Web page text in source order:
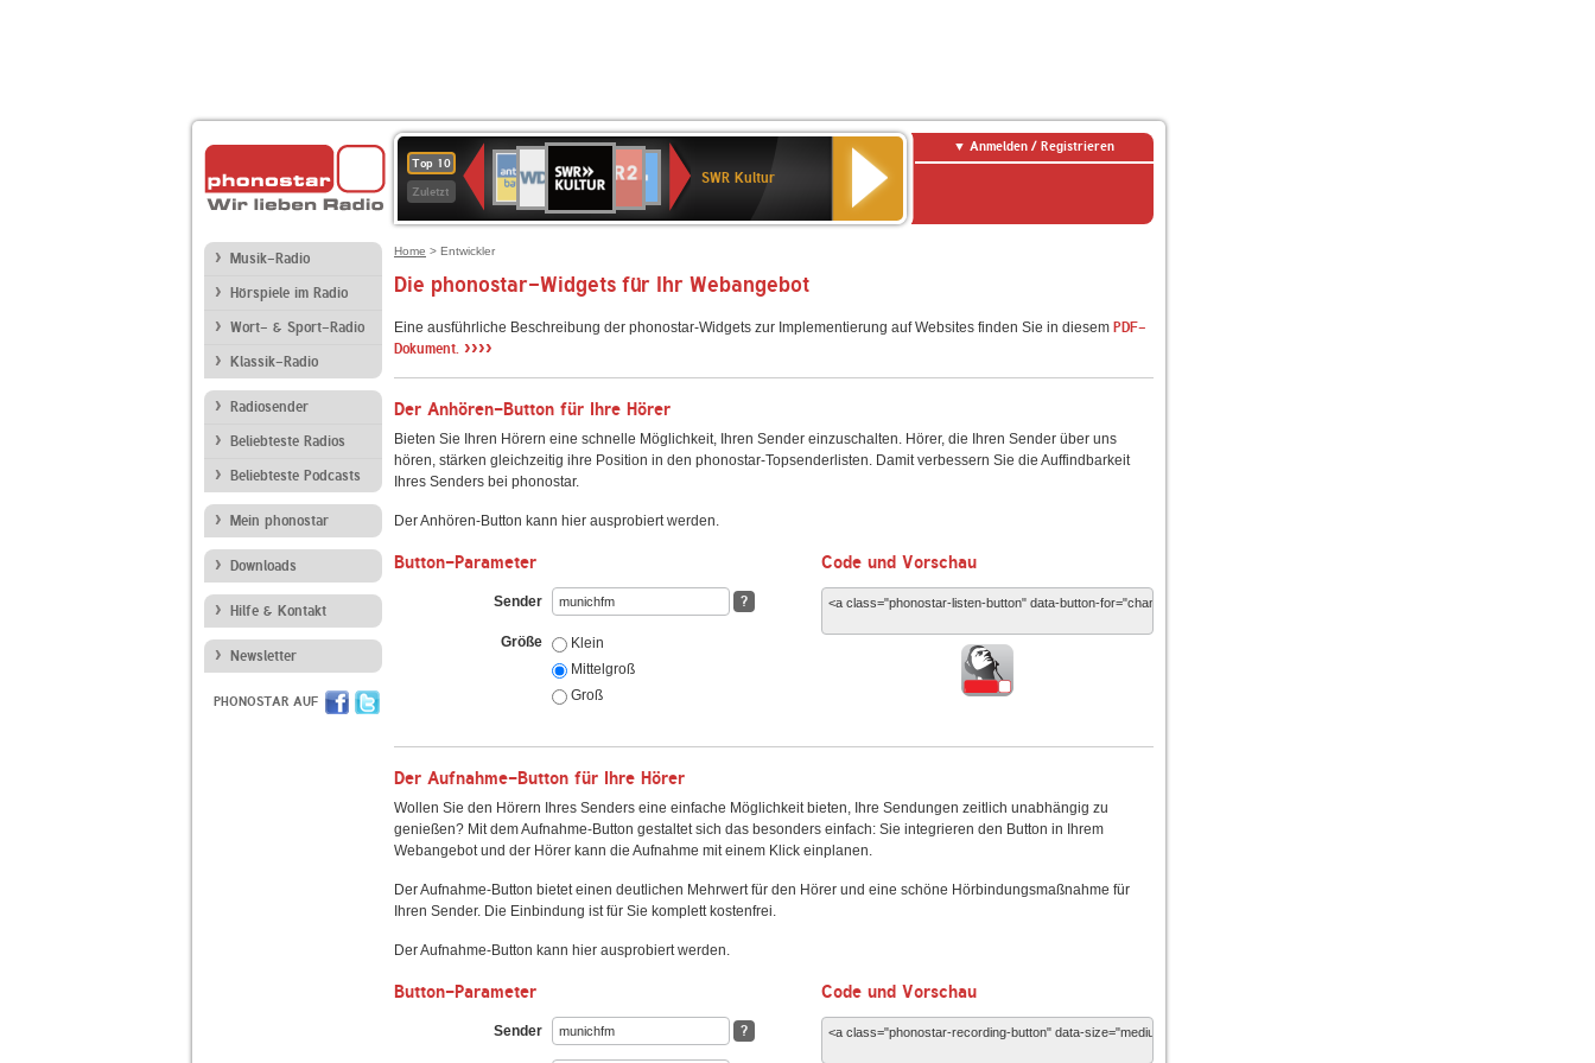
Top 10
Zuletzt
Deutschlandfunk
80er
90er
OLDIE
ANTENNE
SWR3
WDR
4
BR-
KLASSIK
Deutschlandfunk
Kultur
ANTENNE
BAYERN
2
Kultur2
SWR Kultur
Anmelden / Registrieren
Musik-Radio
Hörspiele im Radio
Wort- & Sport-Radio
Klassik-Radio
Radiosender
Beliebteste Radios
Beliebteste Podcasts
Mein phonostar
Downloads
Hilfe & Kontakt
Newsletter
PHONOSTAR AUF
Home > Entwickler
Die phonostar-Widgets für Ihr Webangebot
Eine ausführliche Beschreibung der phonostar-Widgets zur Implementierung auf Websites finden Sie in diesem PDF-
Dokument. ››››
Der Anhören-Button für Ihre Hörer
Bieten Sie Ihren Hörern eine schnelle Möglichkeit, Ihren Sender einzuschalten. Hörer, die Ihren Sender über uns
hören, stärken gleichzeitig ihre Position in den phonostar-Topsenderlisten. Damit verbessern Sie die Auffindbarkeit
Ihres Senders bei phonostar.
Der Anhören-Button kann hier ausprobiert werden.
Button-Parameter
Sender ?
Größe
Klein
Mittelgroß
Groß
Code und Vorschau
Der Aufnahme-Button für Ihre Hörer
Wollen Sie den Hörern Ihres Senders eine einfache Möglichkeit bieten, Ihre Sendungen zeitlich unabhängig zu
genießen? Mit dem Aufnahme-Button gestaltet sich das besonders einfach: Sie integrieren den Button in Ihrem
Webangebot und der Hörer kann die Aufnahme mit einem Klick einplanen.
Der Aufnahme-Button bietet einen deutlichen Mehrwert für den Hörer und eine schöne Hörbindungsmaßnahme für
Ihren Sender. Die Einbindung ist für Sie komplett kostenfrei.
Der Aufnahme-Button kann hier ausprobiert werden.
Button-Parameter
Sender ?
Code und Vorschau